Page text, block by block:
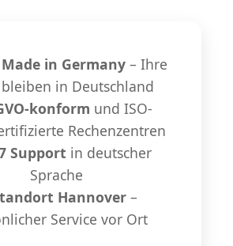
Made in Germany– Ihre
in Deutschland
konform und ISO-
Rechenzentren
Support in deutscher
Sprache
Hannover–
Service vor Ort